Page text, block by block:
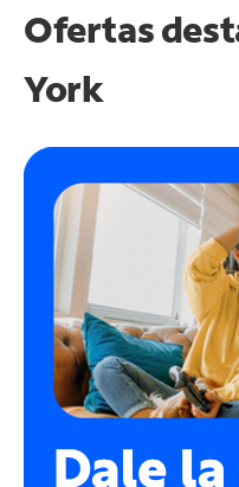
Ofertas
York